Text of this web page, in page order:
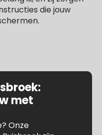
die jouw
met
Onze